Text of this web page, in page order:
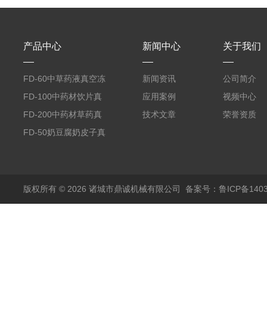
产品中心
FD-60中草药液真空冻
干机
FD-100中药材饮片真
空冻干机
FD-200中药材草药真
空冻干机
FD-50奶豆腐奶皮子真
新闻中心
新闻资讯
应用案例
技术文章
关于我们
公司简介
视频中心
荣誉资质
版权所有 © 2026 诸城市鼎诚机械有限公司 备案号：鲁ICP备